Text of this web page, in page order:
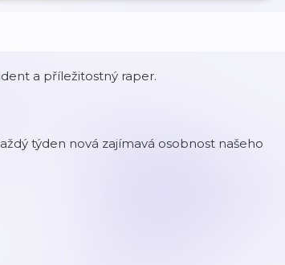
a příležitostný raper.
týden nová zajímavá osobnost našeho